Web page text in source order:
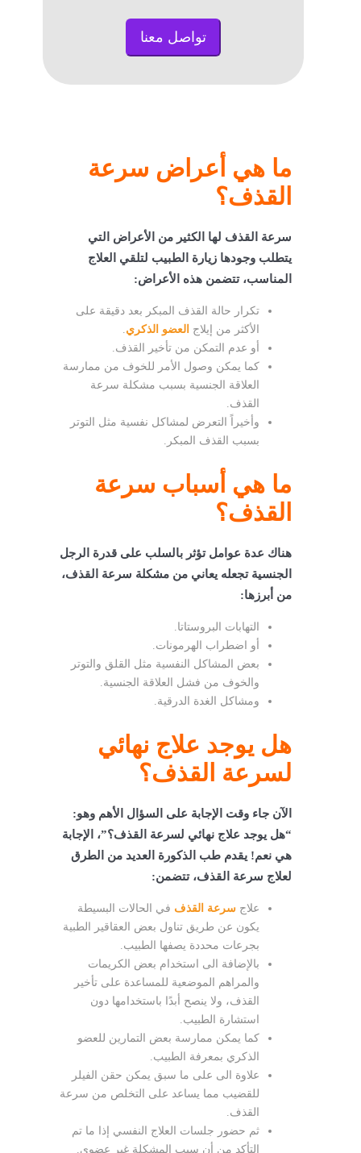
تواصل معنا
ما هي أعراض سرعة
القذف؟
سرعة القذف لها الكثير من الأعراض التي
يتطلب وجودها زيارة الطبيب لتلقي العلاج
المناسب، تتضمن هذه الأعراض:
تكرار حالة القذف المبكر بعد دقيقة على
الأكثر من إيلاج العضو الذكري
أو عدم التمكن من تأخير القذف.
كما يمكن وصول الأمر للخوف من ممارسة
العلاقة الجنسية بسبب مشكلة سرعة
القذف.
وأخيراً التعرض لمشاكل نفسية مثل التوتر
بسبب القذف المبكر.
ما هي أسباب سرعة
القذف؟
هناك عدة عوامل تؤثر بالسلب على قدرة الرجل
الجنسية تجعله يعاني من مشكلة سرعة القذف،
من أبرزها:
التهابات البروستاتا.
أو اضطراب الهرمونات.
بعض المشاكل النفسية مثل القلق والتوتر
والخوف من فشل العلاقة الجنسية.
ومشاكل الغدة الدرقية.
هل يوجد علاج نهائي
لسرعة القذف؟
الآن جاء وقت الإجابة على السؤال الأهم وهو:
“هل يوجد علاج نهائي لسرعة القذف؟”، الإجابة
هي نعم! يقدم طب الذكورة العديد من الطرق
لعلاج سرعة القذف، تتضمن:
علاجسرعة القذف في الحالات البسيطة
يكون عن طريق تناول بعض العقاقير الطبية
بجرعات محددة يصفها الطبيب.
بالإضافة الى استخدام بعض الكريمات
والمراهم الموضعية للمساعدة على تأخير
القذف، ولا ينصح أبدًا باستخدامها دون
استشارة الطبيب.
كما يمكن ممارسة بعض التمارين للعضو
الذكري بمعرفة الطبيب.
علاوة الى على ما سبق يمكن حقن الفيلر
للقضيب مما يساعد على التخلص من سرعة
القذف.
ثم حضور جلسات العلاج النفسي إذا ما تم
التأكد من أن سبب المشكلة غير عضوي.